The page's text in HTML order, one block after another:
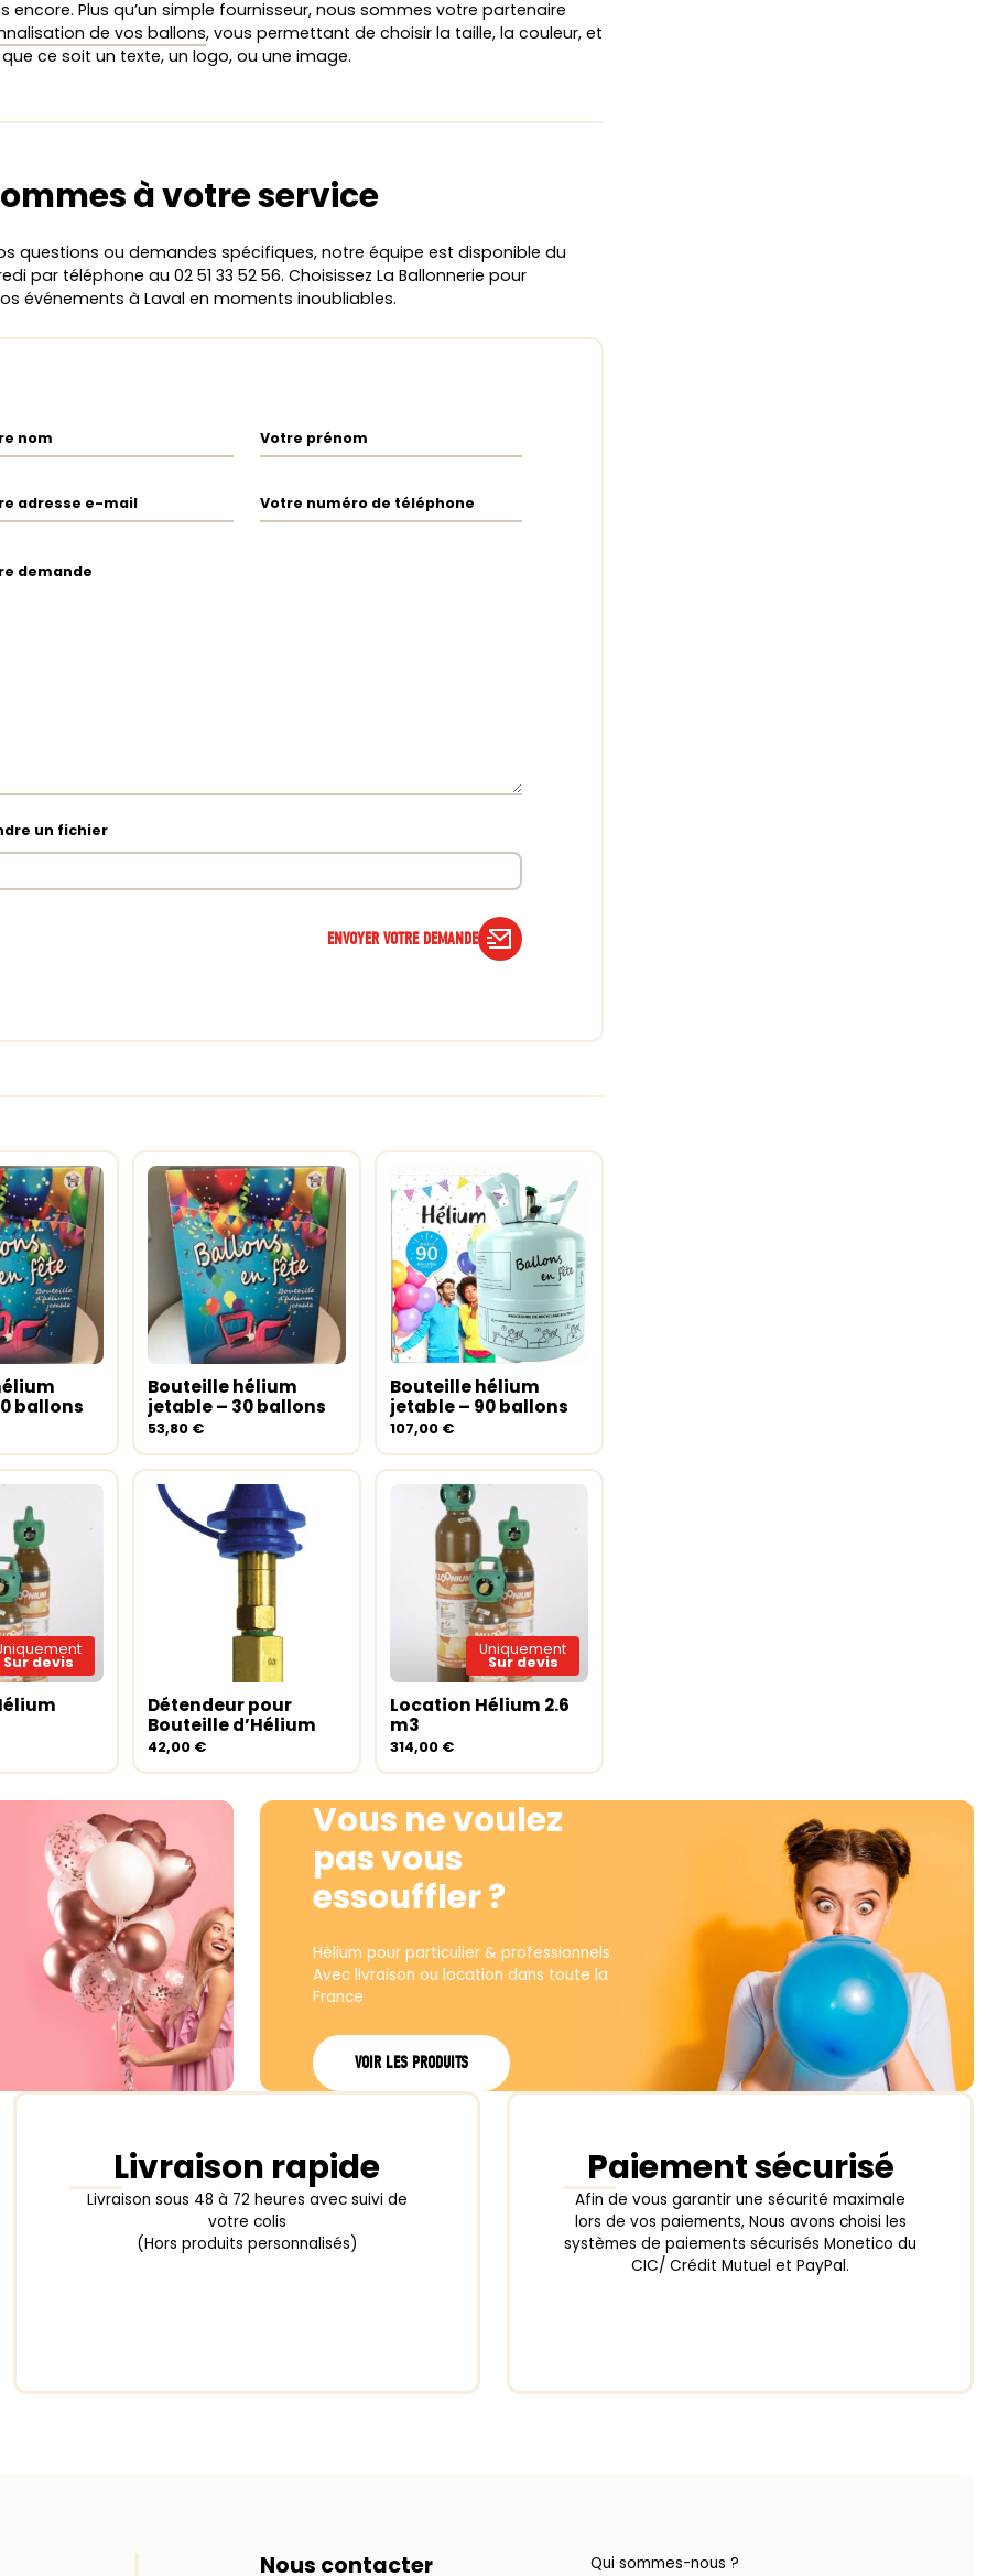
encore. Plus qu’un simple fournisseur, nous sommes votre partenaire
de vos ballons, vous permettant de choisir la taille, la couleur, et
ce soit un texte, un logo, ou une image.
à votre service
questions ou demandes spécifiques, notre équipe est disponible du
par téléphone au 02 51 33 52 56. Choisissez La Ballonnerie pour
événements à Laval en moments inoubliables.
nom Votre prénom
adresse e-mail Votre numéro de téléphone
demande
un fichier
ENVOYER VOTRE DEMANDE
panier
ballons
Ajouter au panier
Bouteille hélium
jetable – 30 ballons
53,80 €
Ajouter au panier
Bouteille hélium
jetable – 90 ballons
107,00 €
Sur devis
Ajouter au panier
Détendeur pour
Bouteille d’Hélium
42,00 €
Uniquement
Sur devis
Lire la suite
Location Hélium 2.6
m3
314,00 €
Vous ne voulez
pas vous
essouffler ?
Hélium pour particulier & professionnels
Avec livraison ou location dans toute la
France
VOIR LES PRODUITS
Livraison rapide
Livraison sous 48 à 72 heures avec suivi de
votre colis
(Hors produits personnalisés)
Paiement sécurisé
Afin de vous garantir une sécurité maximale
lors de vos paiements, Nous avons choisi les
systèmes de paiements sécurisés Monetico du
CIC/ Crédit Mutuel et PayPal.
Nous contacter
Qui sommes-nous ?